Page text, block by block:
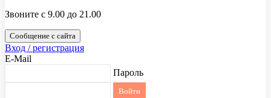
Звоните с 9.00 до 21.00
Сообщение с сайта
Вход / регистрация
E-Mail
Пароль